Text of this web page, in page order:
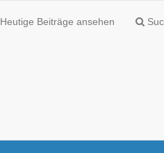
Heutige Beiträge ansehen